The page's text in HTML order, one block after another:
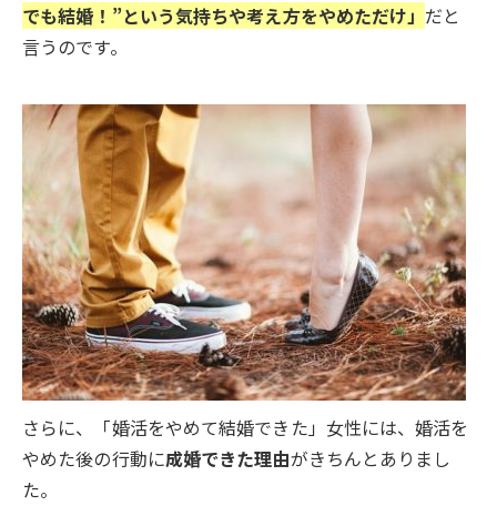
でも結婚！”という気持ちや考え方をやめただけ」 だと
言うのです。
さらに、「婚活をやめて結婚できた」女性には、婚活を
やめた後の行動に成婚できた理由がきちんとありまし
た。